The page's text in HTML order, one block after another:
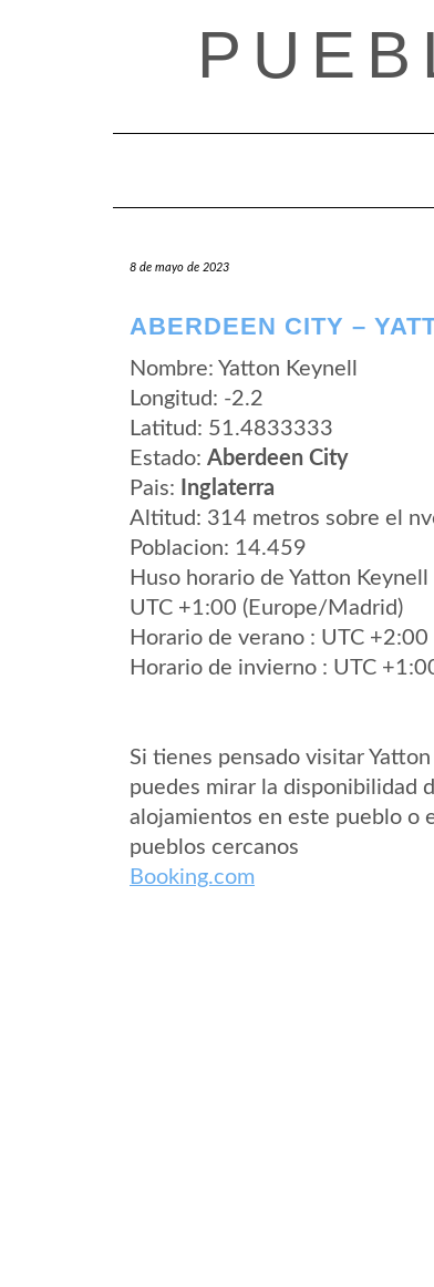
8 de mayo de 2023
ABERDEEN CITY –
Nombre: Yatton Keynell
Longitud: -2.2
Latitud: 51.4833333
Estado: Aberdeen City
Pais:
Inglaterra
Altitud: 314 metros sobre el
Poblacion: 14.459
Huso horario de Yatton Keynell
UTC +1:00 (Europe/Madrid)
Horario de verano : UTC +2:00
Horario de invierno : UTC
Si tienes pensado visitar Yatton
puedes mirar la disponibilidad
alojamientos en este pueblo o
pueblos cercanos
Booking.com